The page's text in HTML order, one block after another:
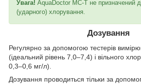
Увага! AquaDoctor MC-T не призначений
(ударного) хлорування.
Дозування
Регулярно за допомогою тестерів
(ідеальний рівень 7,0–7,4) і вільного
0,3–0,6 мг/л).
Дозування проводиться тільки за